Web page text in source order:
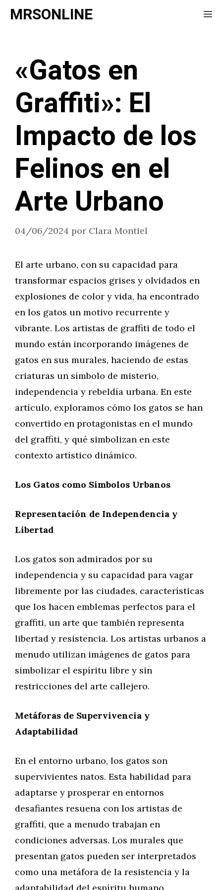
Saltar
MRSONLINE
«Gatos en
Graffiti»: El
Impacto de los
Felinos en el
Arte Urbano
04/06/2024 por Clara Montiel
El arte urbano, con su capacidad para
transformar espacios grises y olvidados en
explosiones de color y vida, ha encontrado
en los gatos un motivo recurrente y
vibrante. Los artistas de graffiti de todo el
mundo están incorporando imágenes de
gatos en sus murales, haciendo de estas
criaturas un símbolo de misterio,
independencia y rebeldía urbana. En este
artículo, exploramos cómo los gatos se han
convertido en protagonistas en el mundo
del graffiti, y qué simbolizan en este
contexto artístico dinámico.
Los Gatos como Símbolos Urbanos
Representación de Independencia y
Libertad
Los gatos son admirados por su
independencia y su capacidad para vagar
libremente por las ciudades, características
que los hacen emblemas perfectos para el
graffiti, un arte que también representa
libertad y resistencia. Los artistas urbanos a
menudo utilizan imágenes de gatos para
simbolizar el espíritu libre y sin
restricciones del arte callejero.
Metáforas de Supervivencia y
Adaptabilidad
En el entorno urbano, los gatos son
supervivientes natos. Esta habilidad para
adaptarse y prosperar en entornos
desafiantes resuena con los artistas de
graffiti, que a menudo trabajan en
condiciones adversas. Los murales que
presentan gatos pueden ser interpretados
como una metáfora de la resistencia y la